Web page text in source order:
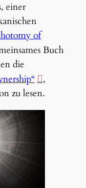
einer
of
Buch
die
,
zu lesen.